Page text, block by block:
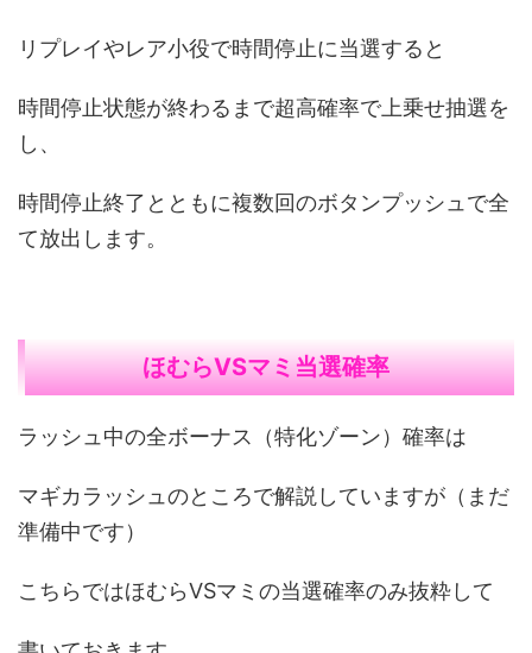
リプレイやレア小役で時間停止に当選すると
時間停止状態が終わるまで超高確率で上乗せ抽選を
し、
時間停止終了とともに複数回のボタンプッシュで全
て放出します。
ほむらVSマミ当選確率
ラッシュ中の全ボーナス（特化ゾーン）確率は
マギカラッシュのところで解説していますが（まだ
準備中です）
こちらではほむらVSマミの当選確率のみ抜粋して